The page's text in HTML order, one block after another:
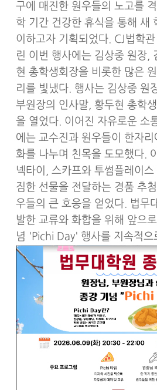
구에 매진한 원우들의 노고를
학 기간 건강한 휴식을 통해 새
이하고자 기획되었다. CJ법학
린 이번 행사에는 김상중 원장,
현 총학생회장을 비롯한 많은
리를 빛냈다. 행사는 김상중 원
부원장의 인사말, 황두현 총학
을 열었다. 이어진 자유로운 소
에는 교수진과 원우들이 한자
화를 나누며 친목을 도모했다.
넥타이, 스카프와 투썸플레이
짐한 선물을 전달하는 경품 추
우들의 큰 호응을 얻었다. 법무
발한 교류와 화합을 위해 앞으
념 'Pichi Day' 행사를 지속적으